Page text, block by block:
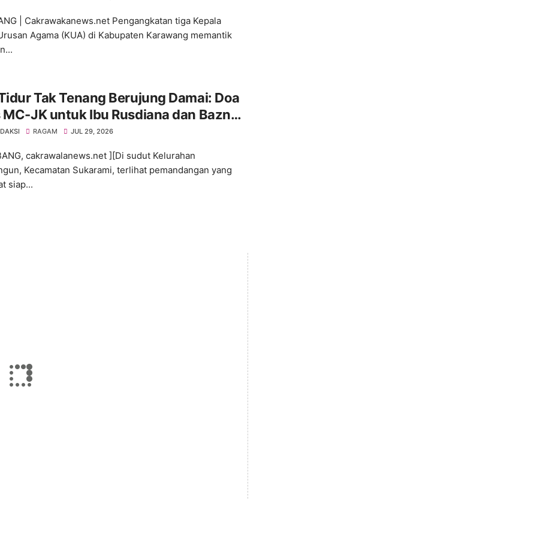
| Cakrawakanews.net Pengangkatan tiga Kepala
Agama (KUA) di Kabupaten Karawang memantik
Tak Tenang Berujung Damai: Doa
JK untuk Ibu Rusdiana dan Baznas
RAGAM JUL 29, 2026
cakrawalanews.net ][Di sudut Kelurahan
Kecamatan Sukarami, terlihat pemandangan yang
siap...